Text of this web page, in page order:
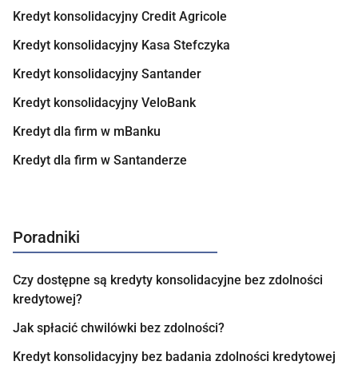
Kredyt konsolidacyjny Credit Agricole
Kredyt konsolidacyjny Kasa Stefczyka
Kredyt konsolidacyjny Santander
Kredyt konsolidacyjny VeloBank
Kredyt dla firm w mBanku
Kredyt dla firm w Santanderze
Poradniki
Czy dostępne są kredyty konsolidacyjne bez zdolności
kredytowej?
Jak spłacić chwilówki bez zdolności?
Kredyt konsolidacyjny bez badania zdolności kredytowej